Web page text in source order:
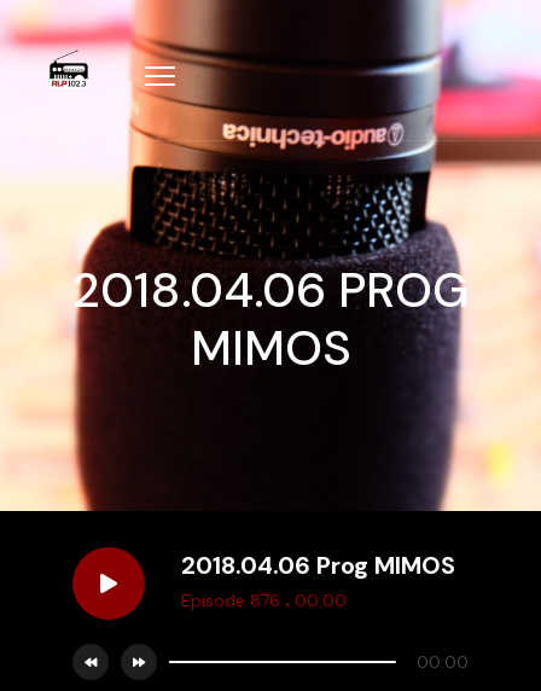
2018.04.06 PROG
MIMOS
2018.04.06 Prog MIMOS
Episode 876 . 00:00
00:00